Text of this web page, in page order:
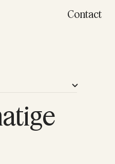
Contact